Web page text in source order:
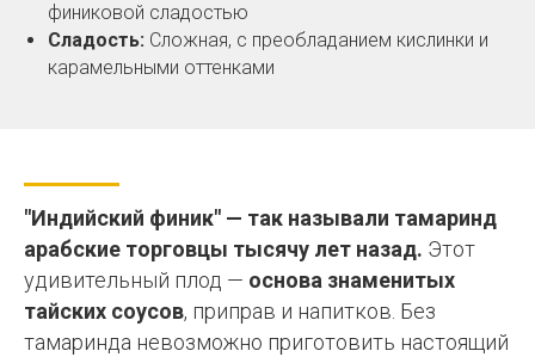
финиковой сладостью
Сладость: Сложная, с преобладанием кислинки и
карамельными оттенками
"Индийский финик" — так называли тамаринд
арабские торговцы тысячу лет назад. Этот
удивительный плод — основа знаменитых
тайских соусов, приправ и напитков. Без
тамаринда невозможно приготовить настоящий